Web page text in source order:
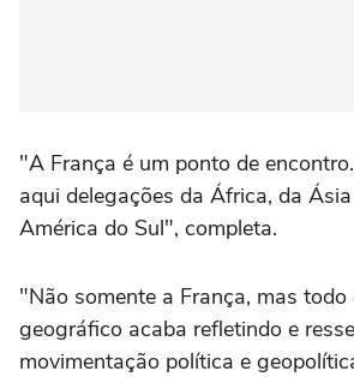
"A França é um ponto de
aqui delegações da África, da
América do Sul", completa.
"Não somente a França, mas todo
geográfico acaba refletindo e
movimentação política e